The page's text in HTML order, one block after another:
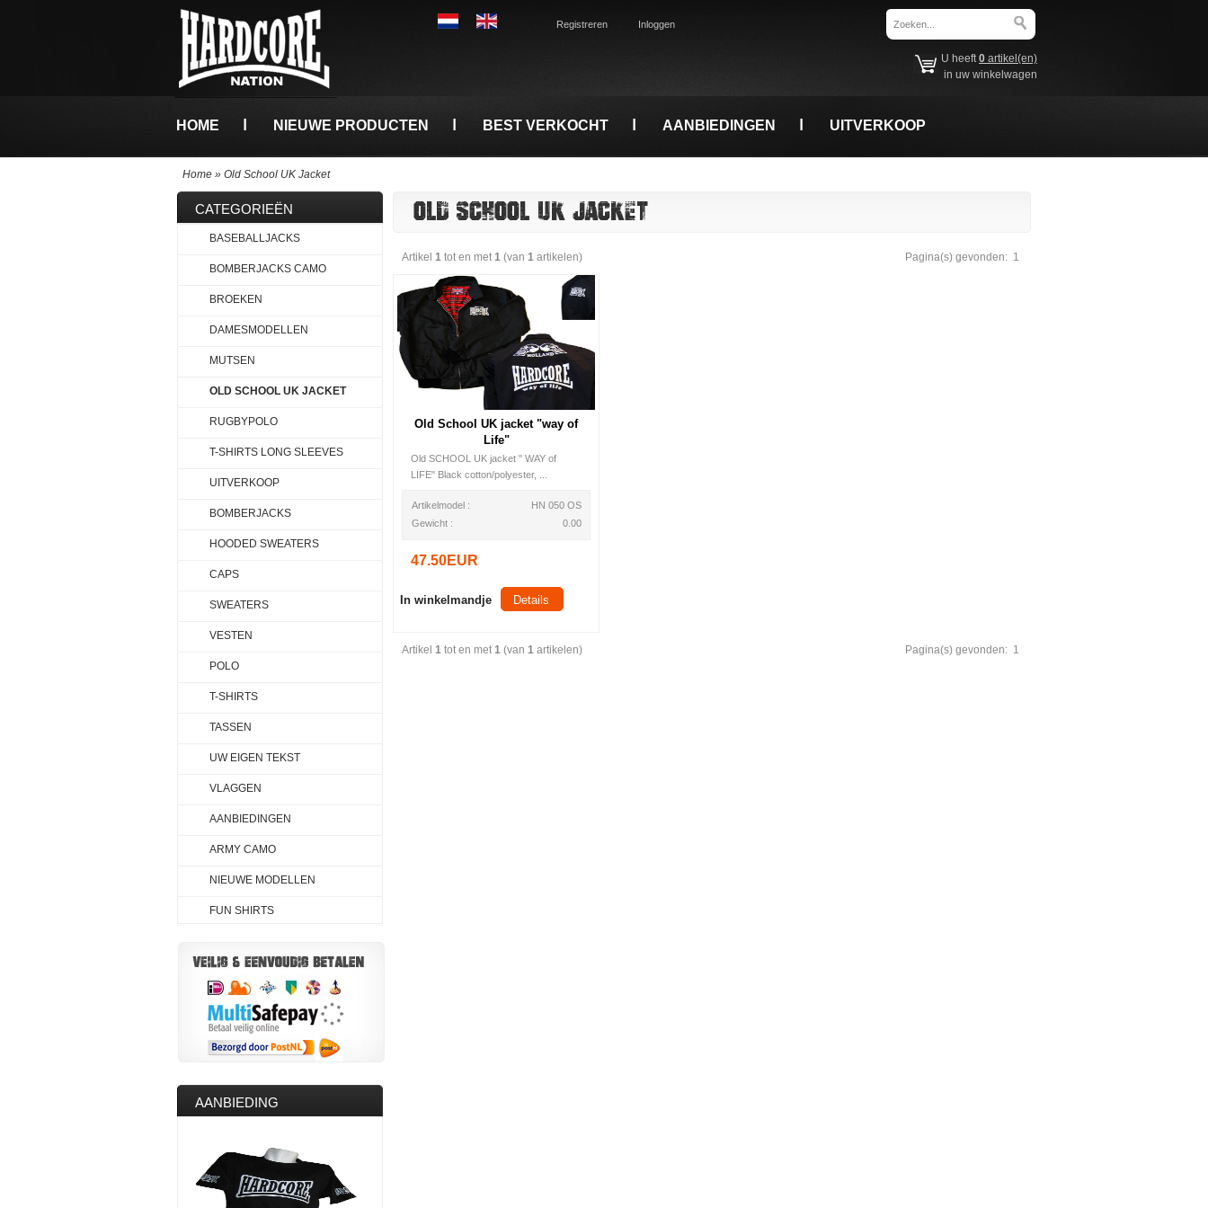
Registreren Inloggen
U heeft0 artikel(en)
in uw winkelwagen
HOME NIEUWE PRODUCTEN BEST VERKOCHT AANBIEDINGEN UITVERKOOP
Home » Old School UK Jacket
OLD SCHOOL UK JACKET
Artikel 1 tot en met1 (van 1 artikelen) Pagina(s) gevonden: 1
Old School UK jacket "way of
Life"
Old SCHOOL UK jacket " WAY of
LIFE" Black cotton/polyester, ...
Artikelmodel :
HN 050 OS
Gewicht :
0.00
47.50EUR
In winkelmandje Details
Artikel 1 tot en met1 (van 1 artikelen) Pagina(s) gevonden: 1
CATEGORIEËN
BASEBALLJACKS
BOMBERJACKS CAMO
BROEKEN
DAMESMODELLEN
MUTSEN
OLD SCHOOL UK JACKET
RUGBYPOLO
T-SHIRTS LONG SLEEVES
UITVERKOOP
BOMBERJACKS
HOODED SWEATERS
CAPS
SWEATERS
VESTEN
POLO
T-SHIRTS
TASSEN
UW EIGEN TEKST
VLAGGEN
AANBIEDINGEN
ARMY CAMO
NIEUWE MODELLEN
FUN SHIRTS
AANBIEDING